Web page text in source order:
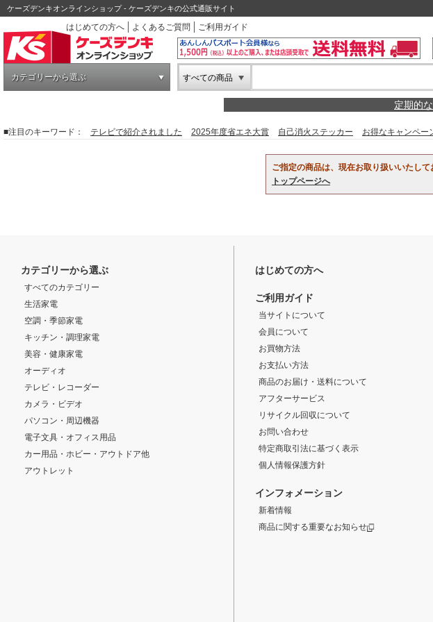
ケーズデンキオンラインショップ - ケーズデンキの公式通販サイト
はじめての方へ
よくあるご質問 ご利用ガイド
カテゴリーから選ぶ すべての商品
定期的
■注目のキーワード： テレビで紹介されました 2025年度省エネ大賞 自己消火ステッカー お得なキャンペー
ご指定の商品は、現在お取り扱いいたして
トップページへ
カテゴリーから選ぶ
すべてのカテゴリー
生活家電
空調・季節家電
キッチン・調理家電
美容・健康家電
オーディオ
テレビ・レコーダー
カメラ・ビデオ
パソコン・周辺機器
電子文具・オフィス用品
カー用品・ホビー・アウトドア他
アウトレット
はじめての方へ
ご利用ガイド
当サイトについて
会員について
お買物方法
お支払い方法
商品のお届け・送料について
アフターサービス
リサイクル回収について
お問い合わせ
特定商取引法に基づく表示
個人情報保護方針
インフォメーション
新着情報
商品に関する重要なお知らせ